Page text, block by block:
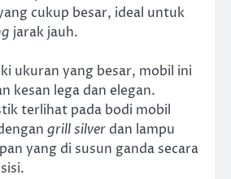
cukup besar, ideal untuk
jarak jauh.
ukuran yang besar, mobil ini
kesan lega dan elegan.
terlihat pada bodi mobil
grill silver dan lampu
yang di susun ganda secara